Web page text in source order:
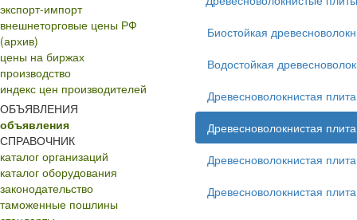
экспорт-импорт
внешнеторговые цены РФ
(архив)
цены на биржах
производство
индекс цен производителей
ОБЪЯВЛЕНИЯ
объявления
СПРАВОЧНИК
каталог организаций
каталог оборудования
законодательство
таможенные пошлины
Биостойкая
Водостойкая
Древесноволокнистая
Древесноволокнистая
Древесноволокнистая
Древесноволокнистая